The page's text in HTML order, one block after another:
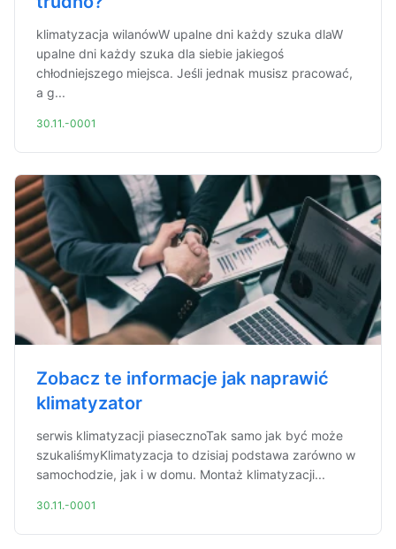
klimatyzacja wilanówW upalne dni każdy szuka dlaW
upalne dni każdy szuka dla siebie jakiegoś
chłodniejszego miejsca. Jeśli jednak musisz pracować,
a g...
30.11.-0001
Zobacz te informacje jak naprawić
klimatyzator
serwis klimatyzacji piasecznoTak samo jak być może
szukaliśmyKlimatyzacja to dzisiaj podstawa zarówno w
samochodzie, jak i w domu. Montaż klimatyzacji...
30.11.-0001